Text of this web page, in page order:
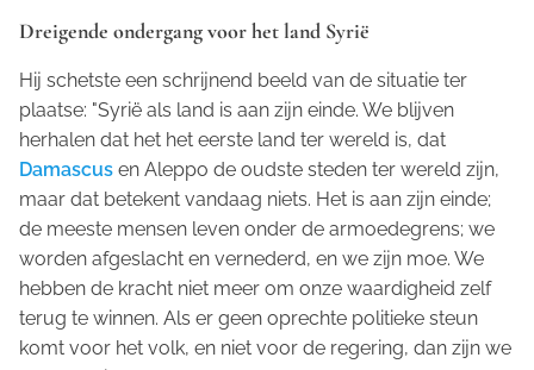
Dreigende ondergang voor het land Syrië
Hij schetste een schrijnend beeld van de situatie ter
plaatse: "Syrië als land is aan zijn einde. We blijven
herhalen dat het het eerste land ter wereld is, dat
Damascus en Aleppo de oudste steden ter wereld zijn,
maar dat betekent vandaag niets. Het is aan zijn einde;
de meeste mensen leven onder de armoedegrens; we
worden afgeslacht en vernederd, en we zijn moe. We
hebben de kracht niet meer om onze waardigheid zelf
terug te winnen. Als er geen oprechte politieke steun
komt voor het volk, en niet voor de regering, dan zijn we